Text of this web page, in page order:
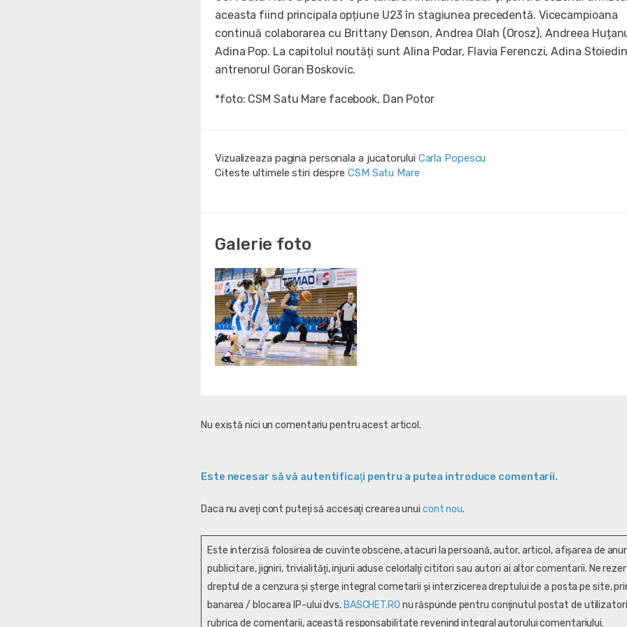
aceasta fiind principala opțiune U23 în stagiunea precedentă. Vicecampioana
continuă colaborarea cu Brittany Denson, Andrea Olah (Orosz), Andreea
Adina Pop. La capitolul noutăți sunt Alina Podar, Flavia Ferenczi, Adina
antrenorul Goran Boskovic.
*foto: CSM Satu Mare facebook, Dan Potor
Vizualizeaza pagina personala a jucatorului Carla Popescu
Citeste ultimele stiri despre CSM Satu Mare
Galerie foto
Nu există nici un comentariu pentru acest articol.
Este necesar să vă autentificaţi pentru a putea introduce comentarii.
Daca nu aveţi cont puteţi să accesaţi crearea unui cont nou.
Este interzisă folosirea de cuvinte obscene, atacuri la persoană, autor, articol, afişarea de
publicitare, jigniri, trivialităţi, injurii aduse celorlalţi cititori sau autori ai altor comentarii. Ne
dreptul de a cenzura și şterge integral cometarii și interzicerea dreptului de a posta pe site,
banarea / blocarea IP-ului dvs. BASCHET.RO nu răspunde pentru conţinutul postat de
rubrica de comentarii, această responsabilitate revenind integral autorului comentariului.